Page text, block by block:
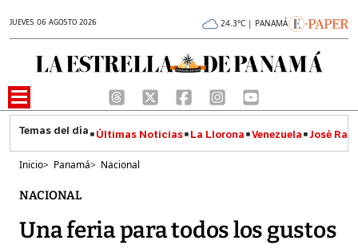
JUEVES 06 AGOSTO 2026 24.3°C | PANAMÁ
Últimas Noticias La Llorona Venezuela José
Inicio> Panamá> Nacional
NACIONAL
Una feria para todos los gustos